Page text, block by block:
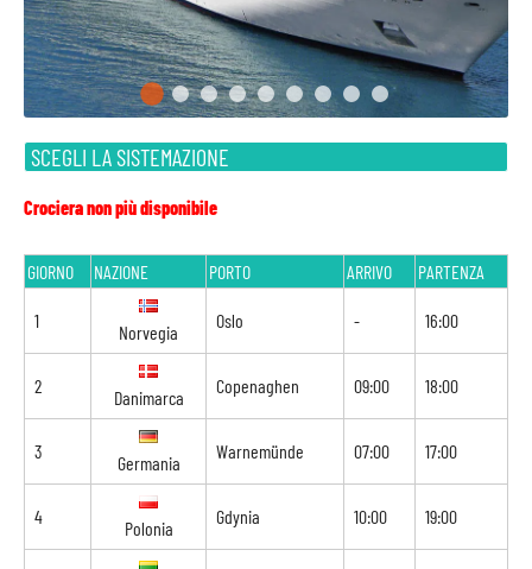
SCEGLI LA SISTEMAZIONE
Crociera non più disponibile
GIORNO NAZIONE PORTO ARRIVO PARTENZA
1
Norvegia
Oslo - 16:00
2
Danimarca
Copenaghen 09:00 18:00
3
Germania
Warnemünde 07:00 17:00
4
Polonia
Gdynia 10:00 19:00